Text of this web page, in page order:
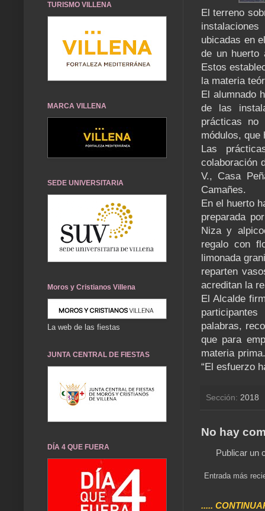
El terreno
ubicadas en
de un huerto
Estos
la materia
El alumnado
de las
prácticas no
módulos, que
Las
colaboración
V., Casa
Camañes.
En el huerto
preparada
Niza y
regalo con
limonada
reparten
acreditan la
El Alcalde
palabras,
que para
materia
“El esfuerzo
Sección: 2018
No hay
Publicar un
Entrada más
.....
TURISMO VILLENA
MARCA VILLENA
SEDE UNIVERSITARIA
Moros y Cristianos Villena
La web de las fiestas
JUNTA CENTRAL DE FIESTAS
DÍA 4 QUE FUERA